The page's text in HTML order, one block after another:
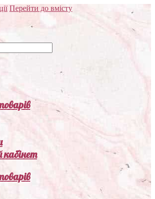
Перейти до вмісту
кабінет